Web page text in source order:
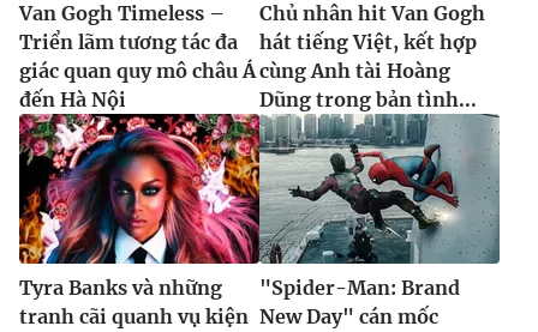
Van Gogh Timeless –
Triển lãm tương tác đa
giác quan quy mô châu Á
đến Hà Nội
Chủ nhân hit Van Gogh
hát tiếng Việt, kết hợp
cùng Anh tài Hoàng
Dũng trong bản tình...
Tyra Banks và những
tranh cãi quanh vụ kiện
"Spider-Man: Brand
New Day" cán mốc